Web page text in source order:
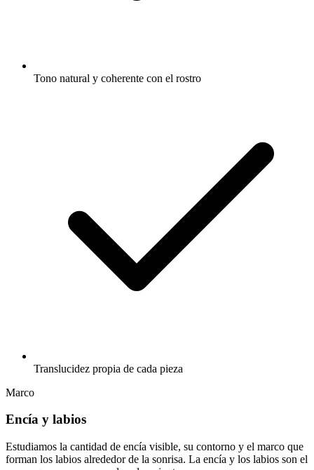
Tono natural y coherente con el rostro
Translucidez propia de cada pieza
Marco
Encía y labios
Estudiamos la cantidad de encía visible, su contorno y el marco que
forman los labios alrededor de la sonrisa. La encía y los labios son el